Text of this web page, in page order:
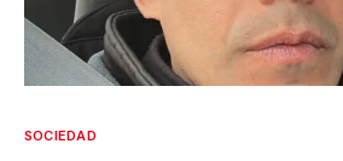
SOCIEDAD